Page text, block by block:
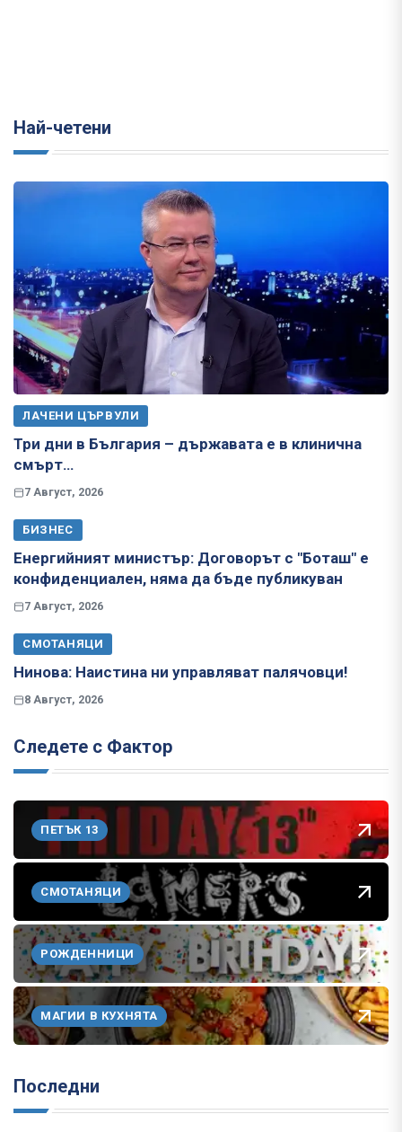
Най-четени
ЛАЧЕНИ ЦЪРВУЛИ
Три дни в България – държавата е в клинична
смърт…
7 Август, 2026
БИЗНЕС
Енергийният министър: Договорът с "Боташ" е
конфиденциален, няма да бъде публикуван
7 Август, 2026
СМОТАНЯЦИ
Нинова: Наистина ни управляват палячовци!
8 Август, 2026
Следете с Фактор
ПЕТЪК 13
СМОТАНЯЦИ
РОЖДЕННИЦИ
МАГИИ В КУХНЯТА
Последни